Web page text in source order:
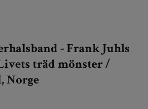
- Frank Juhls
träd mönster /
Norge